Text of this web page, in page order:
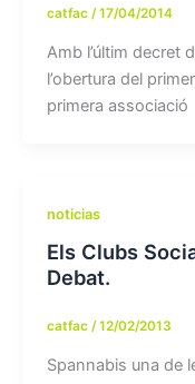
catfac /17/04/2014
Amb l’últim decret
l’obertura del
primera associació
noticias
Els Clubs
Debat.
catfac /12/02/2013
Spannabis una de